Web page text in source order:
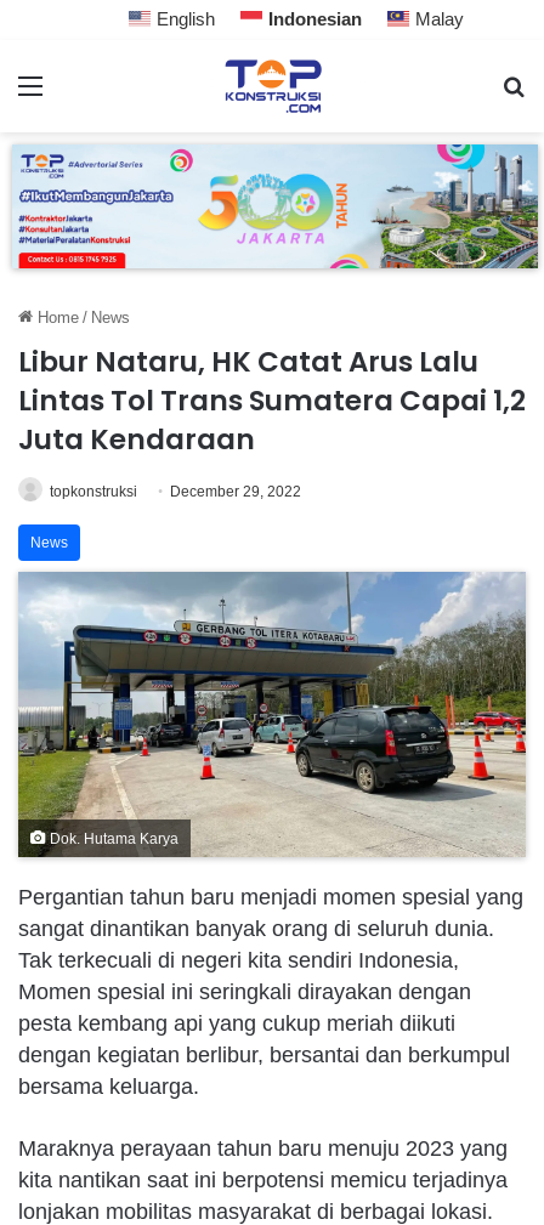
English Indonesian Malay
Home / News
Libur Nataru, HK Catat Arus Lalu
Lintas Tol Trans Sumatera Capai 1,2
Juta Kendaraan
topkonstruksi December 29, 2022
News
Dok. Hutama Karya
Pergantian tahun baru menjadi momen spesial yang
sangat dinantikan banyak orang di seluruh dunia.
Tak terkecuali di negeri kita sendiri Indonesia,
Momen spesial ini seringkali dirayakan dengan
pesta kembang api yang cukup meriah diikuti
dengan kegiatan berlibur, bersantai dan berkumpul
bersama keluarga.
Maraknya perayaan tahun baru menuju 2023 yang
kita nantikan saat ini berpotensi memicu terjadinya
lonjakan mobilitas masyarakat di berbagai lokasi.